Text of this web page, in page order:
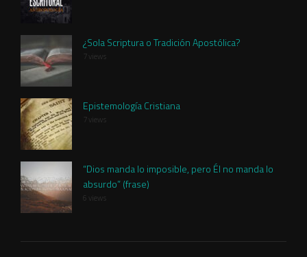
¿Sola Scriptura o Tradición Apostólica?
7 views
Epistemología Cristiana
7 views
“Dios manda lo imposible, pero Él no manda lo
absurdo” (frase)
6 views